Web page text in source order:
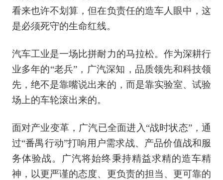
看来也许不划算，但在负责任的造车人眼中，这
是必须死守的生命红线。
汽车工业是一场比拼耐力的马拉松。作为深耕行
业多年的“老兵”，广汽深知，品质领先和科技领
先，绝不是靠嘴说出来的，而是靠实验室、试验
场上的车轮滚出来的。
面对产业变革，广汽已全面进入“战时状态”，通
过“番禺行动”打响用户需求战、产品价值战和服
务体验战。广汽将始终秉持精益求精的造车精
神，以更严谨的态度、更负责的担当、更可靠的